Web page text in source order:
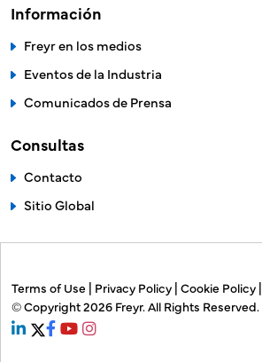
Información
Freyr en los medios
Eventos de la Industria
Comunicados de Prensa
Consultas
Contacto
Sitio Global
Terms of Use | Privacy Policy | Cookie Policy |
© Copyright 2026 Freyr. All Rights Reserved.